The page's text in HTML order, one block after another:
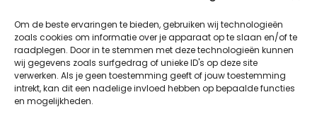
Om de beste ervaringen te bieden, gebruiken wij technologieën
zoals cookies om informatie over je apparaat op te slaan en/of te
raadplegen. Door in te stemmen met deze technologieën kunnen
wij gegevens zoals surfgedrag of unieke ID's op deze site
verwerken. Als je geen toestemming geeft of jouw toestemming
intrekt, kan dit een nadelige invloed hebben op bepaalde functies
en mogelijkheden.
AANMELDEN